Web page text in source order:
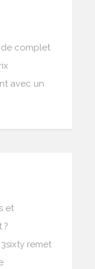
complet
avec un
et
?
remet